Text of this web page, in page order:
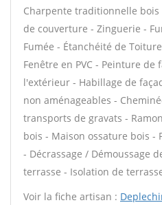
Charpente traditionnelle bois
de couverture - Zinguerie -
Fumée - Étanchéité de
Fenêtre en PVC - Peinture
l'extérieur - Habillage de
non aménageables -
transports de gravats -
bois - Maison ossature bois -
- Décrassage / Démoussage
terrasse - Isolation de
Voir la fiche artisan :